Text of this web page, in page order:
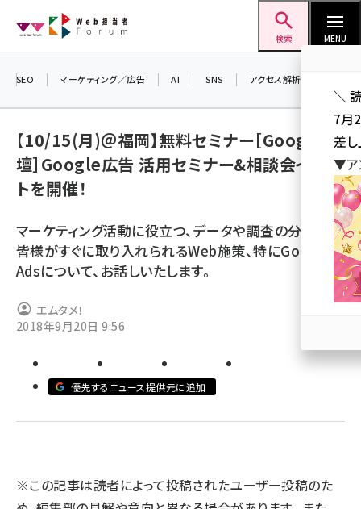
ン
検索 MENU
seo (3523)
youtube (2429)
note (2312)
z世代 (1622)
meo (1275)
llmo (1161)
SEO マーケティング／広告 AI SNS アクセス解析／データ分析
【10/15(月)＠福岡】無料セミナー［Google登
壇］Google広告 活用セミナー&相談会イベン
トを開催！
マーケティング活動に役立つ、データや調査の分析と、
皆様がすぐに取り入れられるWeb施策、特にGoogle
Adsについて、お話しいたします。
エムタメ！
2018年9月20日 9:56
優先するニュース提供元に追加
※この記事は読者によって投稿されたユーザー投稿のた
＼
7月
差し
▼ア